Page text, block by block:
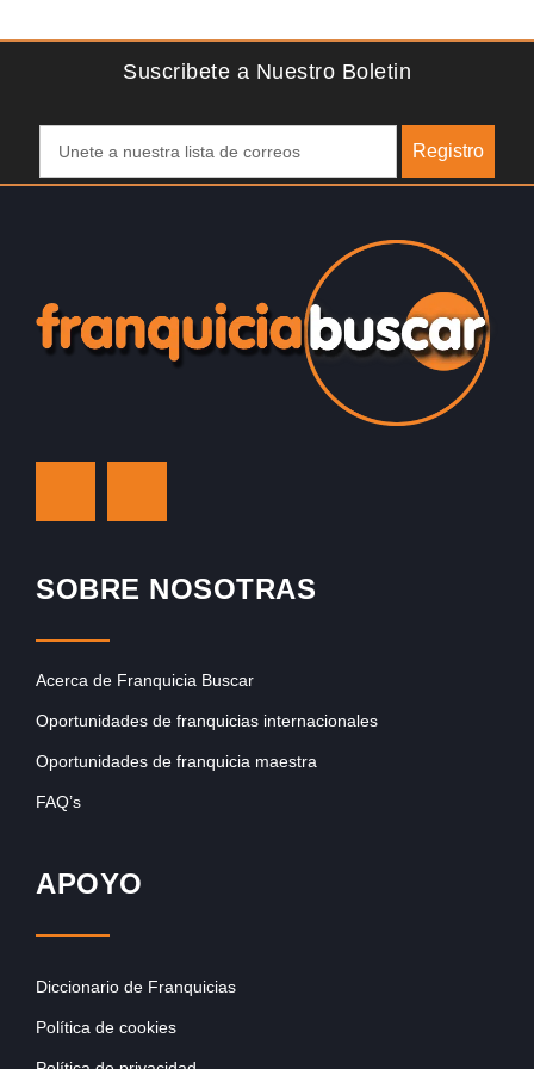
Suscribete a Nuestro Boletin
Registro
SOBRE NOSOTRAS
Acerca de Franquicia Buscar
Oportunidades de franquicias internacionales
Oportunidades de franquicia maestra
FAQ’s
APOYO
Diccionario de Franquicias
Política de cookies